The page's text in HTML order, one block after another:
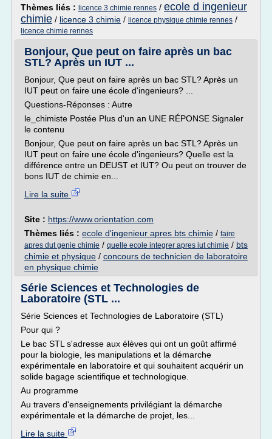
Thèmes liés : licence 3 chimie rennes / ecole d ingenieur
chimie / licence 3 chimie / licence physique chimie rennes /
licence chimie rennes
Bonjour, Que peut on faire après un bac
STL? Après un IUT ...
Bonjour, Que peut on faire après un bac STL? Après un
IUT peut on faire une école d'ingenieurs? ...
Questions-Réponses : Autre
le_chimiste Postée Plus d'un an UNE RÉPONSE Signaler
le contenu
Bonjour, Que peut on faire après un bac STL? Après un
IUT peut on faire une école d'ingenieurs? Quelle est la
différence entre un DEUST et IUT? Ou peut on trouver de
bons IUT de chimie en...
Lire la suite
Site : https://www.orientation.com
Thèmes liés : ecole d'ingenieur apres bts chimie / faire
apres dut genie chimie / quelle ecole integrer apres iut chimie / bts
chimie et physique / concours de technicien de laboratoire
en physique chimie
Série Sciences et Technologies de
Laboratoire (STL ...
Série Sciences et Technologies de Laboratoire (STL)
Pour qui ?
Le bac STL s'adresse aux élèves qui ont un goût affirmé
pour la biologie, les manipulations et la démarche
expérimentale en laboratoire et qui souhaitent acquérir un
solide bagage scientifique et technologique.
Au programme
Au travers d'enseignements privilégiant la démarche
expérimentale et la démarche de projet, les...
Lire la suite